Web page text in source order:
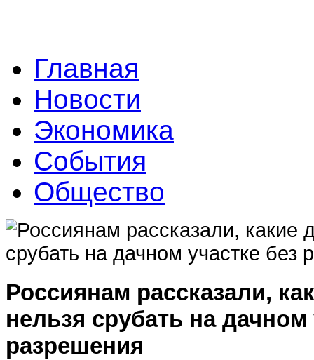
Главная
Новости
Экономика
События
Общество
Россиянам рассказали,
нельзя срубать на дачном
разрешения